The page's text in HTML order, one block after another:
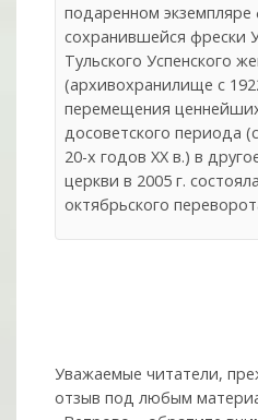
подаренном
сохранившейся фрески
Тульского Успенского
(архивохранилище с
перемещения
досоветского периода
20-х годов ХХ в.) в
церкви в 2005 г.
октябрьского
Уважаемые читатели,
отзыв под любым